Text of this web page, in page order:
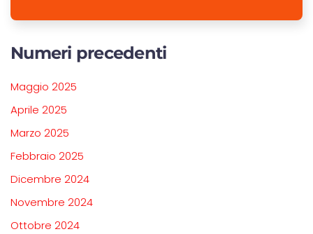
Numeri precedenti
Maggio 2025
Aprile 2025
Marzo 2025
Febbraio 2025
Dicembre 2024
Novembre 2024
Ottobre 2024